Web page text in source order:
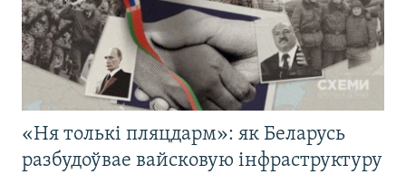
«Ня толькі пляцдарм»: як Беларусь
разбудоўвае вайсковую інфраструктуру